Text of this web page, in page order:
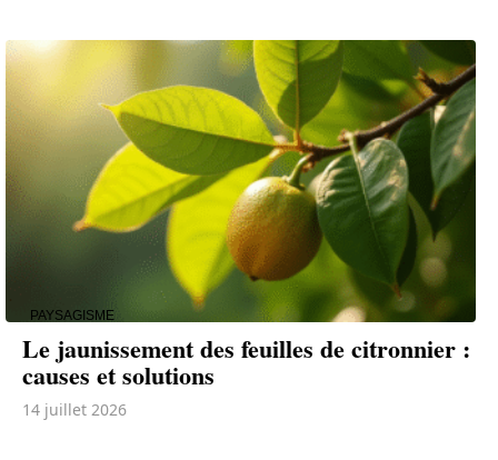
PAYSAGISME
Le jaunissement des feuilles de citronnier :
causes et solutions
14 juillet 2026